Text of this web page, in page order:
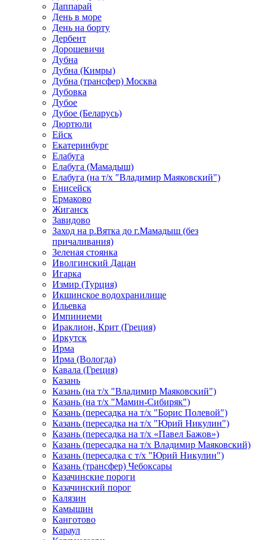
Даппарай
День в море
День на борту
Дербент
Дорошевичи
Дубна
Дубна (Кимры)
Дубна (трансфер) Москва
Дубовка
Дубое
Дубое (Беларусь)
Дюртюли
Ейск
Екатеринбург
Елабуга
Елабуга (Мамадыш)
Елабуга (на т/х "Владимир Маяковский")
Енисейск
Ермаково
Жиганск
Завидово
Заход на р.Вятка до г.Мамадыш (без
причаливания)
Зеленая стоянка
Иволгинский Дацан
Игарка
Измир (Турция)
Икшинское водохранилище
Ильевка
Импиниеми
Ираклион, Крит (Греция)
Иркутск
Ирма
Ирма (Вологда)
Кавала (Греция)
Казань
Казань (на т/х "Владимир Маяковский")
Казань (на т/х "Мамин-Сибиряк")
Казань (пересадка на т/х "Борис Полевой")
Казань (пересадка на т/х "Юрий Никулин")
Казань (пересадка на т/х «Павел Бажов»)
Казань (пересадка на т/х Владимир Маяковский)
Казань (пересадка с т/х "Юрий Никулин")
Казань (трансфер) Чебоксары
Казачинские пороги
Казачинский порог
Калязин
Камышин
Канготово
Караул